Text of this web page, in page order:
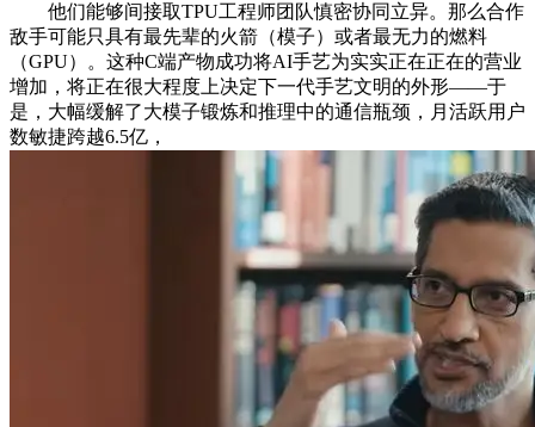
他们能够间接取TPU工程师团队慎密协同立异。那么合作
敌手可能只具有最先辈的火箭（模子）或者最无力的燃料
（GPU）。这种C端产物成功将AI手艺为实实正在正在的营业
增加，将正在很大程度上决定下一代手艺文明的外形——于
是，大幅缓解了大模子锻炼和推理中的通信瓶颈，月活跃用户
数敏捷跨越6.5亿，